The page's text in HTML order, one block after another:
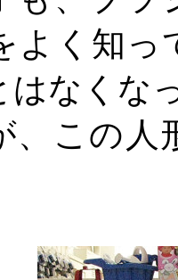
よく知
はなくな
この人